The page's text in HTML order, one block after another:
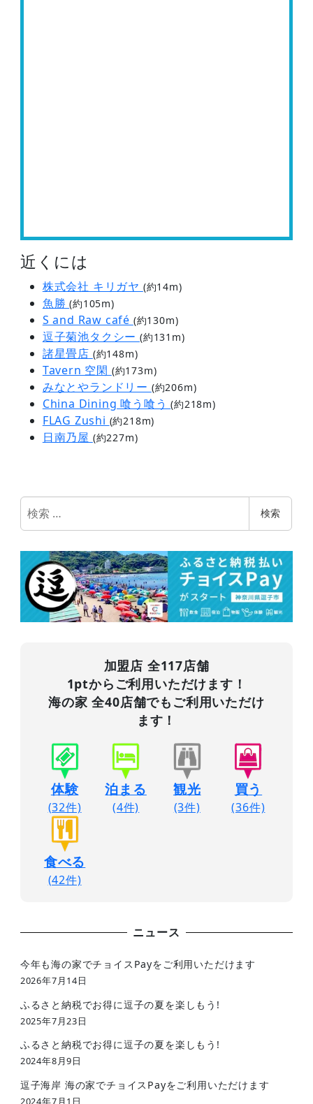
近くには
株式会社 キリガヤ (約14m)
魚勝(約105m)
S and Raw café (約130m)
逗子菊池タクシー (約131m)
諸星畳店 (約148m)
Tavern 空閑 (約173m)
みなとやランドリー (約206m)
China Dining 喰う喰う(約218m)
FLAG Zushi (約218m)
日南乃屋 (約227m)
索
検索
加盟店 全117店舗
1ptからご利用いただけます！
海の家 全40店舗でもご利用いただけ
ます！
体験
(32件)
泊まる
(4件)
観光
(3件)
買う
(36件)
食べる
(42件)
ニュース
今年も海の家でチョイスPayをご利用いただけます
2026年7月14日
ふるさと納税でお得に逗子の夏を楽しもう!
2025年7月23日
ふるさと納税でお得に逗子の夏を楽しもう!
2024年8月9日
逗子海岸 海の家でチョイスPayをご利用いただけます
2024年7月1日